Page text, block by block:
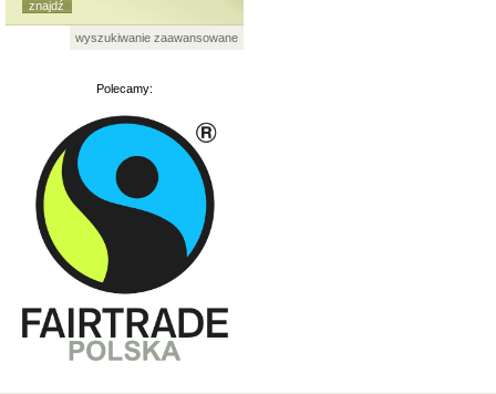
wyszukiwanie zaawansowane
Polecamy: